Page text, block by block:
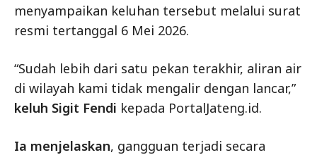
menyampaikan keluhan tersebut melalui surat
resmi tertanggal 6 Mei 2026.
“Sudah lebih dari satu pekan terakhir, aliran air
di wilayah kami tidak mengalir dengan lancar,”
keluh Sigit Fendi kepada PortalJateng.id.
Ia menjelaskan, gangguan terjadi secara